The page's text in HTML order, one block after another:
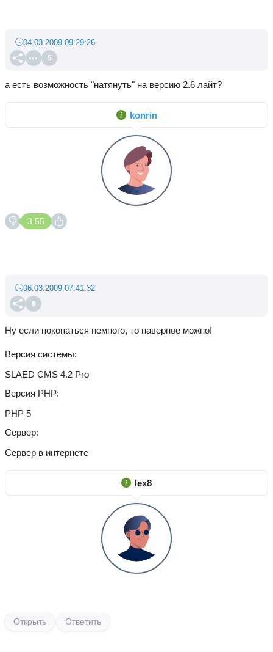
5
04.03.2009 09:29:26
а есть возможность "натянуть" на версию 2.6 лайт?
konrin
3.55
6
06.03.2009 07:41:32
Ну если покопаться немного, то наверное можно!
Версия системы
SLAED CMS 4.2 Pro
Версия PHP
PHP 5
Сервер
Сервер в интернете
lex8
Открыть Ответить